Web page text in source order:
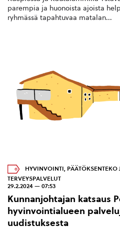
parempia ja huonoista ajoista
ryhmässä tapahtuvaa matalan...
HYVINVOINTI, PÄÄTÖKSENTEKO
TERVEYSPALVELUT
29.2.2024 — 07:53
Kunnanjohtajan katsaus
hyvinvointialueen
uudistuksesta